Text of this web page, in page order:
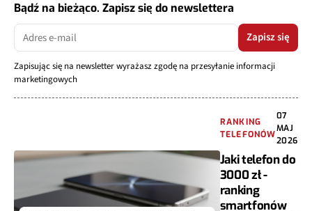
Bądź na bieżąco. Zapisz się do newslettera
Zapisz się
Zapisując się na newsletter wyrażasz zgodę na przesyłanie informacji
marketingowych
RANKING
TELEFONÓW
07
MAJ
2026
Jaki telefon do
3000 zł -
ranking
smartfonów